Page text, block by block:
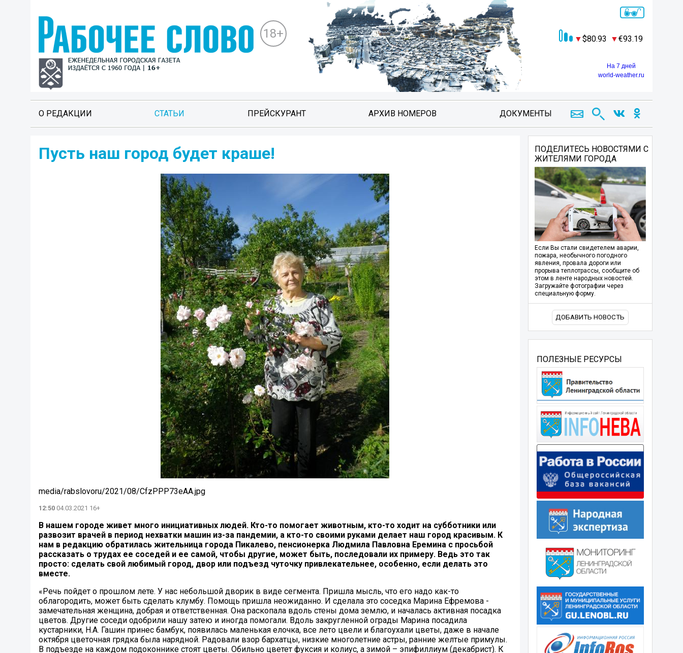
18+ 80.93 93.19
На 7 дней
world-weather.ru
О РЕДАКЦИИ СТАТЬИ ПРЕЙСКУРАНТ АРХИВ НОМЕРОВ ДОКУМЕНТЫ
Пусть наш город будет краше!
media/rabslovoru/2021/08/CfzPPP73eAA.jpg
12:50 04.03.2021 16+
В нашем городе живет много инициативных людей. Кто-то помогает животным, кто-то ходит на субботники или
развозит врачей в период нехватки машин из-за пандемии, а кто-то своими руками делает наш город красивым. К
нам в редакцию обратилась жительница города Пикалево, пенсионерка Людмила Павловна Еремина с просьбой
рассказать о трудах ее соседей и ее самой, чтобы другие, может быть, последовали их примеру. Ведь это так
просто: сделать свой любимый город, двор или подъезд чуточку привлекательнее, особенно, если делать это
вместе.
«Речь пойдет о прошлом лете. У нас небольшой дворик в виде сегмента. Пришла мысль, что его надо как-то
облагородить, может быть сделать клумбу. Помощь пришла неожиданно. И сделала это соседка Марина Ефремова -
замечательная женщина, добрая и ответственная. Она раскопала вдоль стены дома землю, и началась активная посадка
цветов. Другие соседи одобрили нашу затею и иногда помогали. Вдоль закругленной ограды Марина посадила
кустарники, Н.А. Гашин принес бамбук, появилась маленькая елочка, все лето цвели и благоухали цветы, даже в начале
октября цветочная грядка была нарядной. Радовали взор бархатцы, низкие многолетние астры, ранние желтые примулы.
В подъезде на каждом подоконнике стоят цветы. Обильно цветет фуксия и колиус, а зимой – эпифиллиум (декабрист). К
ПОДЕЛИТЕСЬ НОВОСТЯМИ С
ЖИТЕЛЯМИ ГОРОДА
Если Вы стали свидетелем аварии,
пожара, необычного погодного
явления, провала дороги или
прорыва теплотрассы, сообщите об
этом в ленте народных новостей.
Загружайте фотографии через
специальную форму.
ДОБАВИТЬ НОВОСТЬ
ПОЛЕЗНЫЕ РЕСУРСЫ